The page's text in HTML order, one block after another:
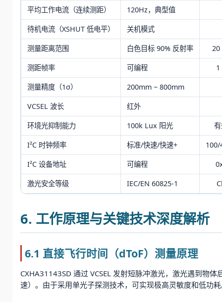
平均工作电流（连续测距） 120Hz，典型值
待机电流（XSHUT 低电平） 关机模式
测量距离范围 白色目标 90% 反射率 20
测距帧率 可编程 1
测量精度（1σ） 200mm ~ 800mm
VCSEL 波长 红外
环境光抑制能力 100k Lux 阳光
I²C 时钟频率 标准/快速/快速+ 100/
I²C 设备地址 可编程
激光安全等级 IEC/EN 60825-1
6. 工作原理与关键技术深度解析
6.1 直接飞行时间（dToF）测量原理
CXHA31143SD 通过 VCSEL 发射短脉冲激光，激光遇到物
速）。由于采用单光子探测技术，可实现极高灵敏度和低功